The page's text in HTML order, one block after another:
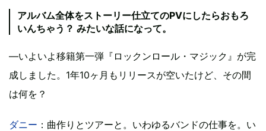
アルバム全体をストーリー仕立てのPVにしたらおもろ
いんちゃう？ みたいな話になって。
―いよいよ移籍第一弾『ロックンロール・マジック』が完
成しました。1年10ヶ月もリリースが空いたけど、その間
は何を？
ダニー ：曲作りとツアーと。いわゆるバンドの仕事を。い